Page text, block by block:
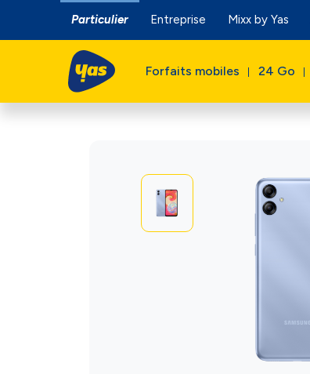
Particulier Entreprise Mixx by Yas
Forfaits mobiles 24 Go